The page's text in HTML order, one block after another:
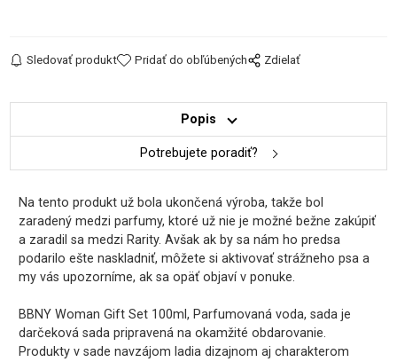
Sledovať produkt Pridať do obľúbených Zdielať
Popis
Potrebujete poradiť?
Na tento produkt už bola ukončená výroba, takže bol
zaradený medzi parfumy, ktoré už nie je možné bežne zakúpiť
a zaradil sa medzi Rarity. Avšak ak by sa nám ho predsa
podarilo ešte naskladniť, môžete si aktivovať strážneho psa a
my vás upozorníme, ak sa opäť objaví v ponuke.
BBNY Woman Gift Set 100ml, Parfumovaná voda, sada je
darčeková sada pripravená na okamžité obdarovanie.
Produkty v sade navzájom ladia dizajnom aj charakterom